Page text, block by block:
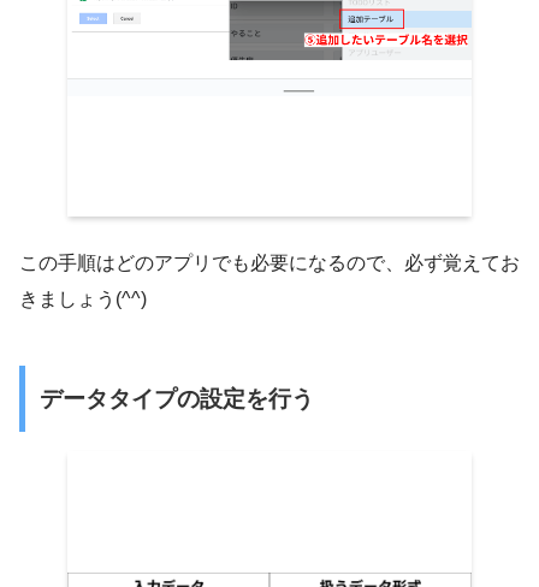
この手順はどのアプリでも必要になるので、必ず覚えてお
きましょう(^^)
データタイプの設定を行う